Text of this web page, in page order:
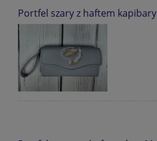
Portfel szary z haftem kapibary